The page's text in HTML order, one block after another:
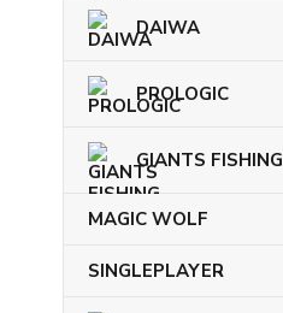
DAIWA
PROLOGIC
GIANTS FISHING
MAGIC WOLF
SINGLEPLAYER